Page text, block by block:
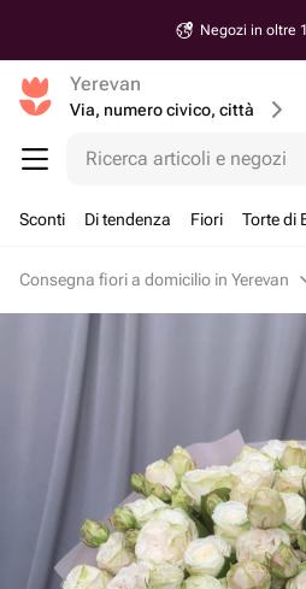
Negozi in oltre
Yerevan
Via, numero civico, città
Ricerca articoli e negozi
Sconti Di tendenza Fiori Torte di
Consegna fiori a domicilio in Yerevan